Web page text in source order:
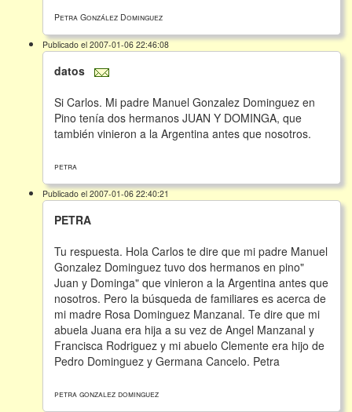
Petra González Dominguez
Publicado el 2007-01-06 22:46:08
datos
Si Carlos. Mi padre Manuel Gonzalez Dominguez en
Pino tenía dos hermanos JUAN Y DOMINGA, que
también vinieron a la Argentina antes que nosotros.
petra
Publicado el 2007-01-06 22:40:21
PETRA
Tu respuesta. Hola Carlos te dire que mi padre Manuel
Gonzalez Dominguez tuvo dos hermanos en pino"
Juan y Dominga" que vinieron a la Argentina antes que
nosotros. Pero la búsqueda de familiares es acerca de
mi madre Rosa Dominguez Manzanal. Te dire que mi
abuela Juana era hija a su vez de Angel Manzanal y
Francisca Rodriguez y mi abuelo Clemente era hijo de
Pedro Dominguez y Germana Cancelo. Petra
petra gonzalez dominguez